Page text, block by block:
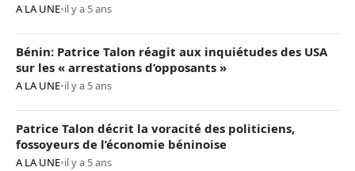
A LA UNE•il y a 5 ans
Bénin: Patrice Talon réagit aux inquiétudes des USA
sur les « arrestations d’opposants »
A LA UNE•il y a 5 ans
Patrice Talon décrit la voracité des politiciens,
fossoyeurs de l’économie béninoise
A LA UNE•il y a 5 ans